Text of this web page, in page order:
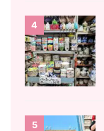
4
5